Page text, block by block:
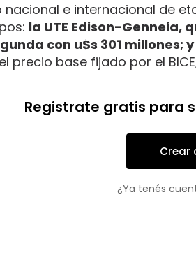
nacional e internacional de
la UTE Edison-Genneia,
con u$s 301 millones;
precio base fijado por el
Registrate gratis para
Crear
¿Ya tenés